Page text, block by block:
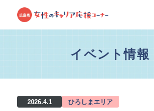
イベント情報
2026.4.1 ひろしまエリア